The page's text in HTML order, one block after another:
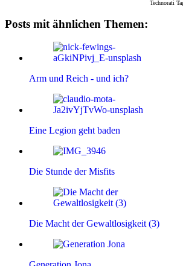
Technorati
Posts mit ähnlichen Themen:
Arm und Reich - und ich?
Eine Legion geht baden
Die Stunde der Misfits
Die Macht der Gewaltlosigkeit (3)